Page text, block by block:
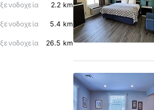
2.2 km
5.4 km
26.5 km